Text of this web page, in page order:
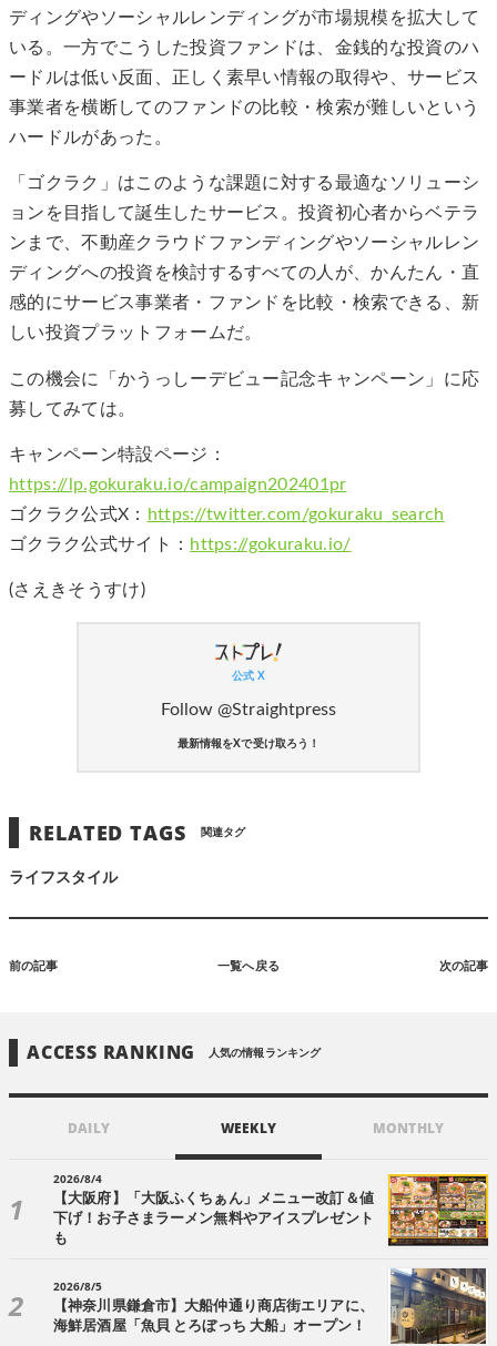
ディングやソーシャルレンディングが市場規模を拡大して
いる。一方でこうした投資ファンドは、金銭的な投資のハ
ードルは低い反面、正しく素早い情報の取得や、サービス
事業者を横断してのファンドの比較・検索が難しいという
ハードルがあった。
「ゴクラク」はこのような課題に対する最適なソリューシ
ョンを目指して誕生したサービス。投資初心者からベテラ
ンまで、不動産クラウドファンディングやソーシャルレン
ディングへの投資を検討するすべての人が、かんたん・直
感的にサービス事業者・ファンドを比較・検索できる、新
しい投資プラットフォームだ。
この機会に「かうっしーデビュー記念キャンペーン」に応
募してみては。
キャンペーン特設ページ：
https://lp.gokuraku.io/campaign202401pr
ゴクラク公式X：
https://twitter.com/gokuraku_search
ゴクラク公式サイト： https://gokuraku.io/
(さえきそうすけ)
公式 X
Follow @Straightpress
最新情報をXで受け取ろう！
RELATED TAGS 関連タグ
ライフスタイル
前の記事 一覧へ戻る 次の記事
ACCESS RANKING 人気の情報ランキング
DAILY WEEKLY MONTHLY
2026/8/4
【大阪府】「大阪ふくちぁん」メニュー改訂＆値
下げ！お子さまラーメン無料やアイスプレゼント
も
2026/8/5
【神奈川県鎌倉市】大船仲通り商店街エリアに、
海鮮居酒屋「魚貝 とろぼっち 大船」オープン！